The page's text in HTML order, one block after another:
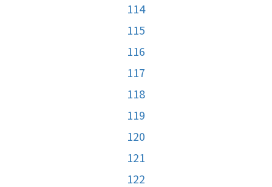
114
115
116
117
118
119
120
121
122